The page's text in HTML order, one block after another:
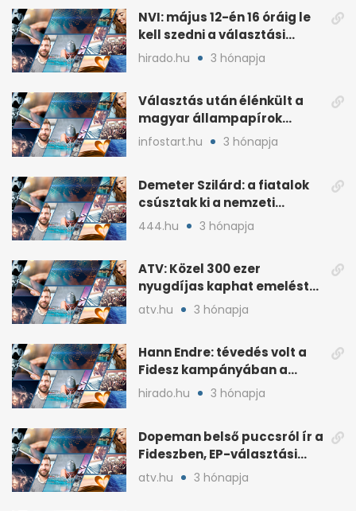
NVI: május 12-én 16 óráig le
kell szedni a választási
plakátokat
hirado.hu 3 hónapja
Választás után élénkült a
magyar állampapírok
lakossági értékesítése
infostart.hu 3 hónapja
Demeter Szilárd: a fiatalok
csúsztak ki a nemzeti
kultúrából
444.hu 3 hónapja
ATV: Közel 300 ezer
nyugdíjas kaphat emelést
idén a Tisza terve szerint
atv.hu 3 hónapja
Hann Endre: tévedés volt a
Fidesz kampányában a
háborús veszély
hirado.hu 3 hónapja
Dopeman belső puccsról ír a
Fideszben, EP-választási
árral
atv.hu 3 hónapja